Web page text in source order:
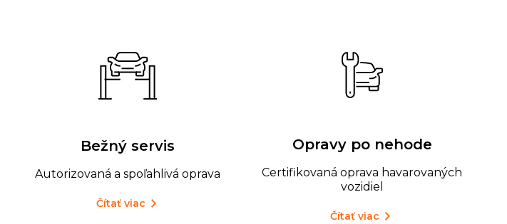
Bežný servis
Autorizovaná a spoľahlivá oprava
Čítať viac
Opravy po nehode
Certifikovaná oprava havarovaných
vozidiel
Čítať viac